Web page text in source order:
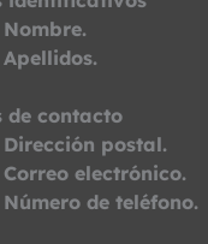
Nombre.
Apellidos.
de contacto
Dirección postal.
Correo electrónico.
Número de teléfono.